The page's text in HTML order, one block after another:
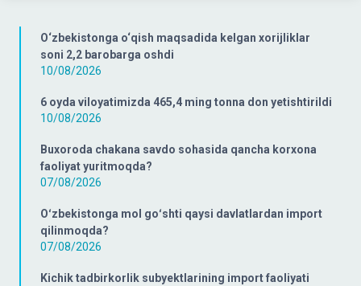
O‘zbekistonga o‘qish maqsadida kelgan xorijliklar
soni 2,2 barobarga oshdi
10/08/2026
6 oyda viloyatimizda 465,4 ming tonna don yetishtirildi
10/08/2026
Buxoroda chakana savdo sohasida qancha korxona
faoliyat yuritmoqda?
07/08/2026
Oʻzbekistonga mol goʻshti qaysi davlatlardan import
qilinmoqda?
07/08/2026
Kichik tadbirkorlik subyektlarining import faoliyati